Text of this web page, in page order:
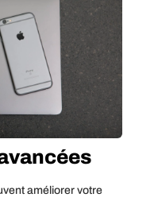
améliorer votre